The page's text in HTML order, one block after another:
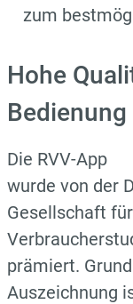
zum
Hohe
Bedienung
Die RVV-App
wurde von der
Gesellschaft für
prämiert.
Auszeichnung